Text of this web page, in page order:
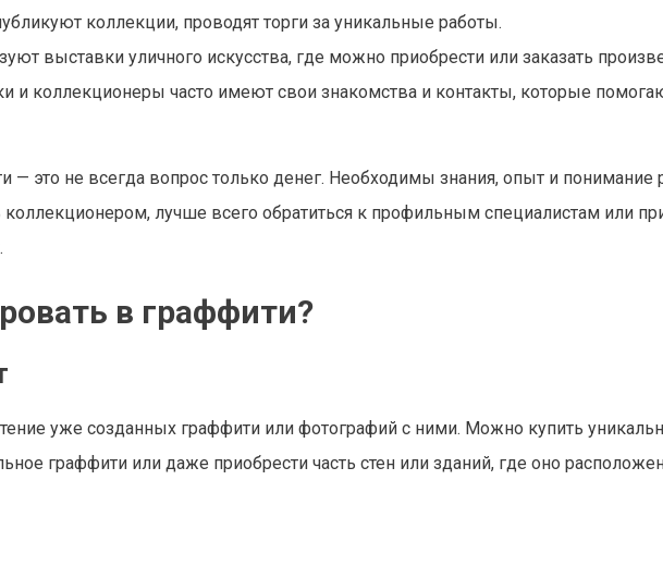
коллекции, проводят торги за уникальные работы.
выставки уличного искусства, где можно приобрести или заказать
и коллекционеры часто имеют свои знакомства и контакты, которые
— это не всегда вопрос только денег. Необходимы знания, опыт и понимание
лучше всего обратиться к профильным специалистам или
в граффити?
уже созданных граффити или фотографий с ними. Можно купить
граффити или даже приобрести часть стен или зданий, где оно